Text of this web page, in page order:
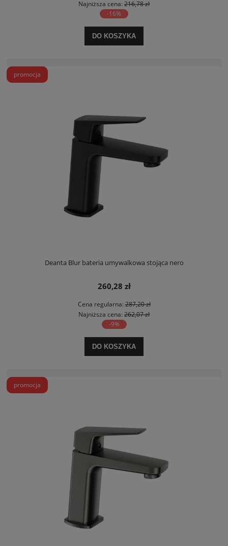
Najniższa cena: 216,78 zł
-16%
DO KOSZYKA
Deanta Blur bateria umywalkowa stojąca nero
260,28 zł
Cena regularna:287,20 zł
Najniższa cena: 262,07 zł
-9%
DO KOSZYKA
promocja
promocja